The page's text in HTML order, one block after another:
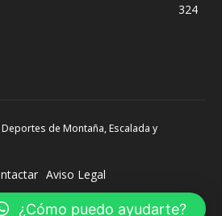
324
de Montaña, Escalada y
Aviso Legal
¿Cómo puedo ayudarte?